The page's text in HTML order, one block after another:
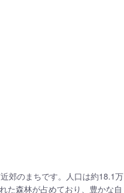
郊のまちです。人口は約18.1万
た森林が占めており、豊かな自